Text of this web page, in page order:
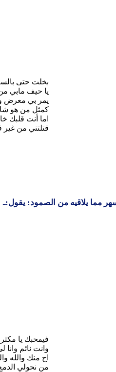
بخلت حتى
يا حيف مابي
يمر بي معرض
كمثل من هو
اما أنت قلبك
قتلتني من غير
مما يلاقيه من الصمود: يقول:ـ
فيمحبك يا مكثر
وانت نائم وانا
اح منك والله
من نحولي